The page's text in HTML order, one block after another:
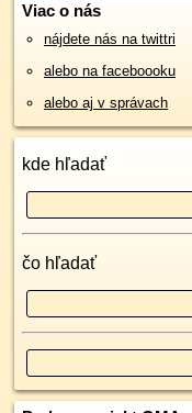
Viac o nás
nájdete nás na twittri
alebo na faceboooku
alebo aj v správach
kde hľadať
čo hľadať